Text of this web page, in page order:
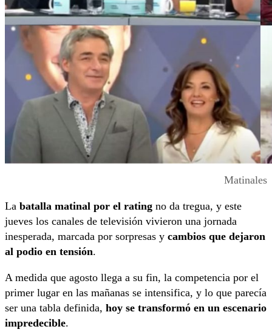
Matinales
La batalla matinal por el rating no da tregua, y este
jueves los canales de televisión vivieron una jornada
inesperada, marcada por sorpresas y cambios que dejaron
al podio en tensión.
A medida que agosto llega a su fin, la competencia por el
primer lugar en las mañanas se intensifica, y lo que parecía
ser una tabla definida, hoy se transformó en un escenario
impredecible.